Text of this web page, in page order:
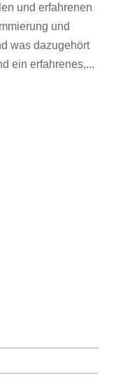
und erfahrenen
und
was dazugehört
ein erfahrenes,...